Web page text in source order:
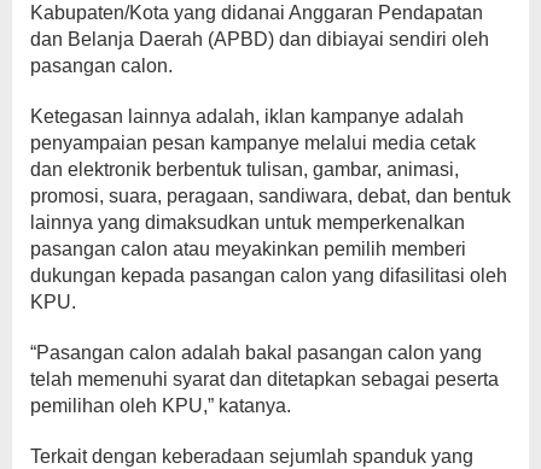
Kabupaten/Kota yang didanai Anggaran Pendapatan
dan Belanja Daerah (APBD) dan dibiayai sendiri oleh
pasangan calon.
Ketegasan lainnya adalah, iklan kampanye adalah
penyampaian pesan kampanye melalui media cetak
dan elektronik berbentuk tulisan, gambar, animasi,
promosi, suara, peragaan, sandiwara, debat, dan bentuk
lainnya yang dimaksudkan untuk memperkenalkan
pasangan calon atau meyakinkan pemilih memberi
dukungan kepada pasangan calon yang difasilitasi oleh
KPU.
“Pasangan calon adalah bakal pasangan calon yang
telah memenuhi syarat dan ditetapkan sebagai peserta
pemilihan oleh KPU,” katanya.
Terkait dengan keberadaan sejumlah spanduk yang